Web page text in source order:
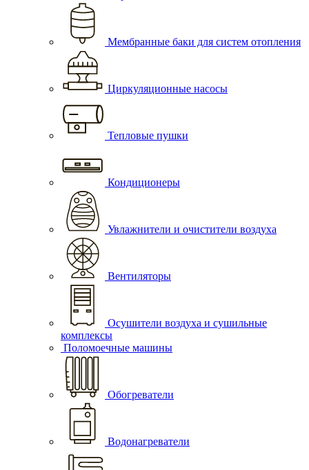
Мембранные баки для систем отопления
Циркуляционные насосы
Тепловые пушки
Кондиционеры
Увлажнители и очистители воздуха
Вентиляторы
Осушители воздуха и сушильные
комплексы
Поломоечные машины
Обогреватели
Водонагреватели